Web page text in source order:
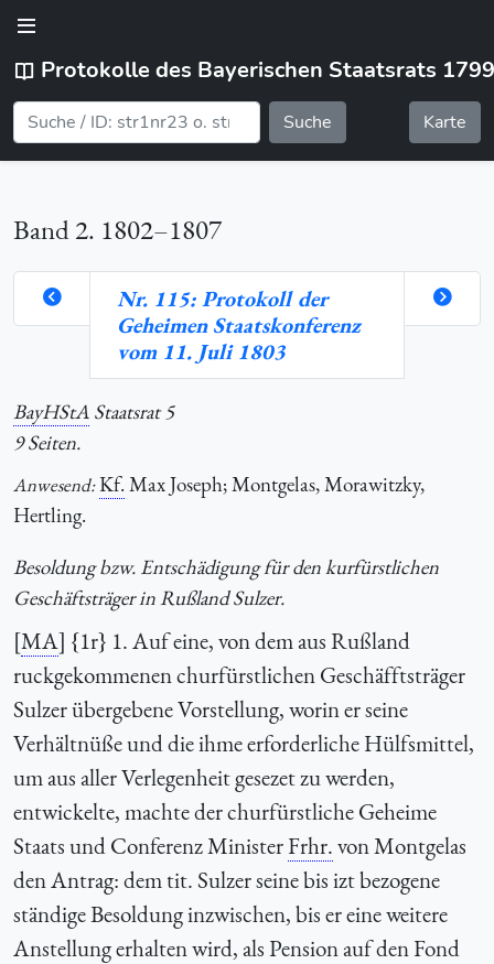
Protokolle des Bayerischen Staatsrats
Suche Karte
Band 2. 1802–1807
Nr. 115: Protokoll der
Geheimen Staatskonferenz
vom 11. Juli 1803
BayHStA Staatsrat 5
9 Seiten.
Anwesend:Kf.Max Joseph; Montgelas, Morawitzky,
Hertling.
Besoldung bzw. Entschädigung für den kurfürstlichen
Geschäftsträger in Rußland Sulzer.
[MA] {1r} 1. Auf eine, von dem aus Rußland
ruckgekommenen churfürstlichen Geschäfftsträger
Sulzer übergebene Vorstellung, worin er seine
Verhältnüße und die ihme erforderliche Hülfsmittel,
um aus aller Verlegenheit gesezet zu werden,
entwickelte, machte der churfürstliche Geheime
Staats und Conferenz MinisterFrhr.von Montgelas
den Antrag: dem tit. Sulzer seine bis izt bezogene
ständige Besoldung inzwischen, bis er eine weitere
Anstellung erhalten wird, als Pension auf den Fond